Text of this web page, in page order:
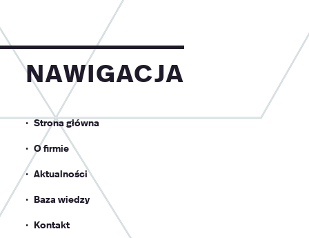
nawigacja
Strona główna
O firmie
Aktualności
Baza wiedzy
Kontakt